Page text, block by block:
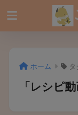
ホーム タ
「レシピ